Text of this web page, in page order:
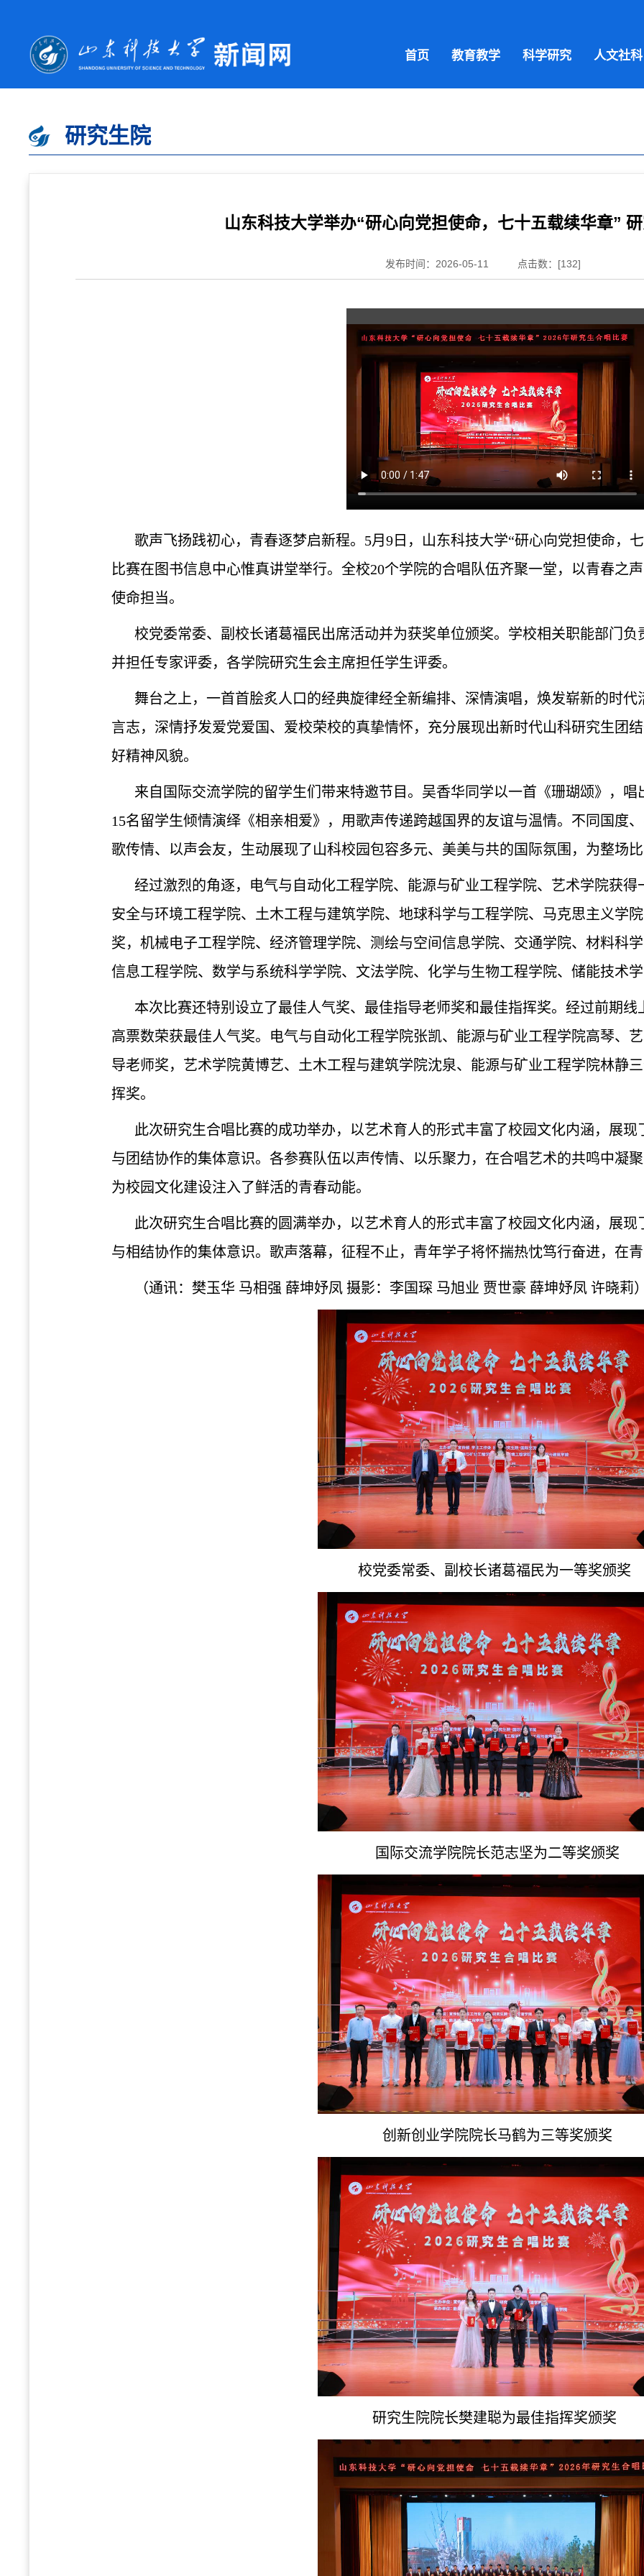
首页 教育教学 科学研究 人文社科
研究生院
山东科技大学举办“研心向党担使命，七十五载续华章”
发布时间：2026-05-11 点击数：[132]
歌声飞扬践初心，青春逐梦启新程。5月9日，山东科技大学“研心向党担使命，
比赛在图书信息中心惟真讲堂举行。全校20个学院的合唱队伍齐聚一堂，以青春之
使命担当。
校党委常委、副校长诸葛福民出席活动并为获奖单位颁奖。学校相关职能部门
并担任专家评委，各学院研究生会主席担任学生评委。
舞台之上，一首首脍炙人口的经典旋律经全新编排、深情演唱，焕发崭新的时
言志，深情抒发爱党爱国、爱校荣校的真挚情怀，充分展现出新时代山科研究生团
好精神风貌。
来自国际交流学院的留学生们带来特邀节目。吴香华同学以一首《珊瑚颂》，
15名留学生倾情演绎《相亲相爱》，用歌声传递跨越国界的友谊与温情。不同国度
歌传情、以声会友，生动展现了山科校园包容多元、美美与共的国际氛围，为整场
经过激烈的角逐，电气与自动化工程学院、能源与矿业工程学院、艺术学院获
安全与环境工程学院、土木工程与建筑学院、地球科学与工程学院、马克思主义学
奖，机械电子工程学院、经济管理学院、测绘与空间信息学院、交通学院、材料科
信息工程学院、数学与系统科学学院、文法学院、化学与生物工程学院、储能技术
本次比赛还特别设立了最佳人气奖、最佳指导老师奖和最佳指挥奖。经过前期
高票数荣获最佳人气奖。电气与自动化工程学院张凯、能源与矿业工程学院高琴、
导老师奖，艺术学院黄博艺、土木工程与建筑学院沈泉、能源与矿业工程学院林静
挥奖。
此次研究生合唱比赛的成功举办，以艺术育人的形式丰富了校园文化内涵，展
与团结协作的集体意识。各参赛队伍以声传情、以乐聚力，在合唱艺术的共鸣中凝
为校园文化建设注入了鲜活的青春动能。
此次研究生合唱比赛的圆满举办，以艺术育人的形式丰富了校园文化内涵，展
与相结协作的集体意识。歌声落幕，征程不止，青年学子将怀揣热忱笃行奋进，在
（通讯：樊玉华 马相强 薛坤妤凤 摄影：李国琛 马旭业 贾世豪 薛坤妤凤 许晓莉
校党委常委、副校长诸葛福民为一等奖颁奖
国际交流学院院长范志坚为二等奖颁奖
创新创业学院院长马鹤为三等奖颁奖
研究生院院长樊建聪为最佳指挥奖颁奖